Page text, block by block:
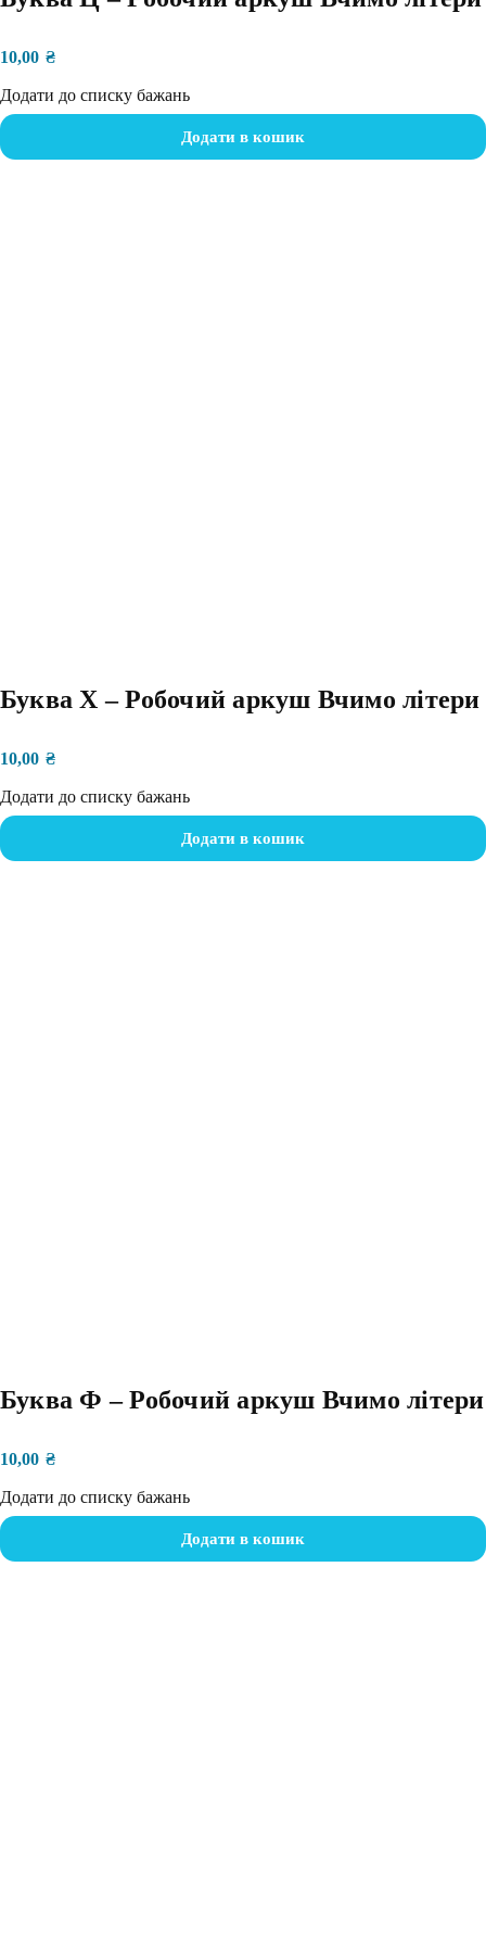
10,00 ₴
Додати до списку бажань
Додати в кошик
Буква Х – Робочий аркуш Вчимо літери
10,00 ₴
Додати до списку бажань
Додати в кошик
Буква Ф – Робочий аркуш Вчимо літери
10,00 ₴
Додати до списку бажань
Додати в кошик